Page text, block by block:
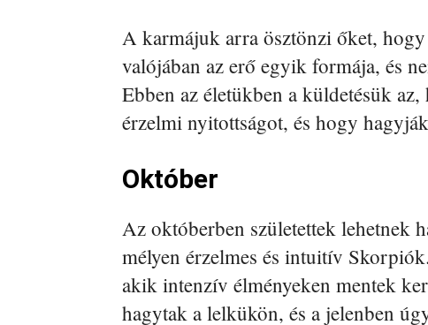
A karmájuk arra ösztönzi őket,
valójában az erő egyik formája, és
Ebben az életükben a küldetésük
érzelmi nyitottságot, és hogy
Október
Az októberben születettek lehetnek
mélyen érzelmes és intuitív
akik intenzív élményeken mentek
hagytak a lelkükön, és a jelenben